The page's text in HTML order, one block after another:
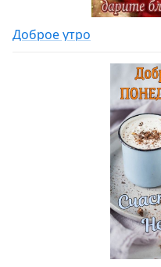
Доброе утро